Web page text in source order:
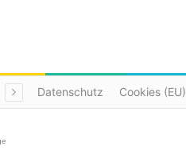
Datenschutz Cookies (EU)